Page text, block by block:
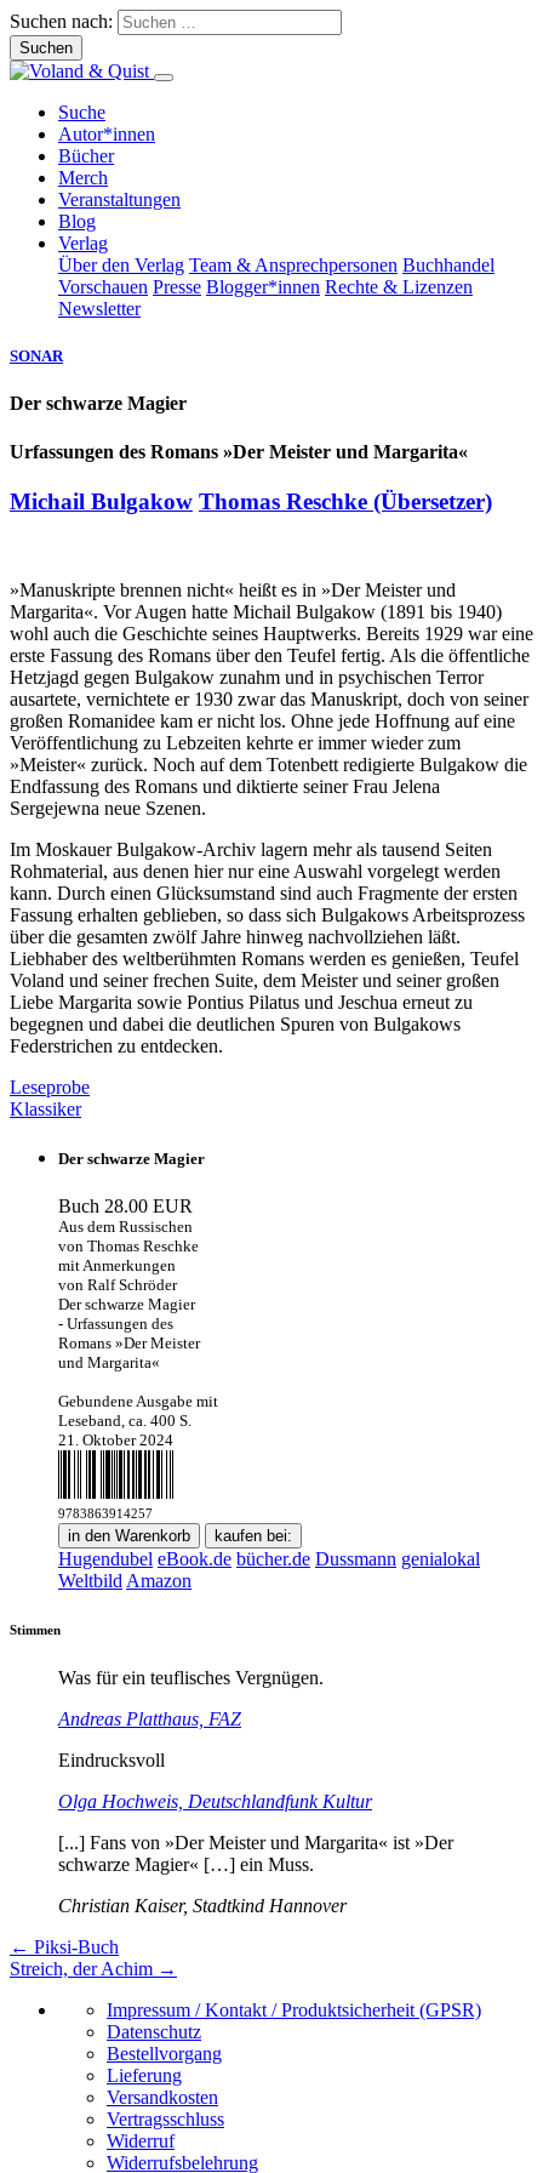
Suchen nach:
Suche
Autor*innen
Bücher
Merch
Veranstaltungen
Blog
Verlag
Über den Verlag Team & Ansprechpersonen Buchhandel
Vorschauen Presse Blogger*innen Rechte & Lizenzen
Newsletter
SONAR
Der schwarze Magier
Urfassungen des Romans »Der Meister und Margarita«
Michail Bulgakow Thomas Reschke (Übersetzer)
»Manuskripte brennen nicht« heißt es in »Der Meister und
Margarita«. Vor Augen hatte Michail Bulgakow (1891 bis 1940)
wohl auch die Geschichte seines Hauptwerks. Bereits 1929 war eine
erste Fassung des Romans über den Teufel fertig. Als die öffentliche
Hetzjagd gegen Bulgakow zunahm und in psychischen Terror
ausartete, vernichtete er 1930 zwar das Manuskript, doch von seiner
großen Romanidee kam er nicht los. Ohne jede Hoffnung auf eine
Veröffentlichung zu Lebzeiten kehrte er immer wieder zum
»Meister« zurück. Noch auf dem Totenbett redigierte Bulgakow die
Endfassung des Romans und diktierte seiner Frau Jelena
Sergejewna neue Szenen.
Im Moskauer Bulgakow-Archiv lagern mehr als tausend Seiten
Rohmaterial, aus denen hier nur eine Auswahl vorgelegt werden
kann. Durch einen Glücksumstand sind auch Fragmente der ersten
Fassung erhalten geblieben, so dass sich Bulgakows Arbeitsprozess
über die gesamten zwölf Jahre hinweg nachvollziehen läßt.
Liebhaber des weltberühmten Romans werden es genießen, Teufel
Voland und seiner frechen Suite, dem Meister und seiner großen
Liebe Margarita sowie Pontius Pilatus und Jeschua erneut zu
begegnen und dabei die deutlichen Spuren von Bulgakows
Federstrichen zu entdecken.
Leseprobe
Klassiker
Der schwarze Magier
Buch 28.00 EUR
Aus dem Russischen
von Thomas Reschke
mit Anmerkungen
von Ralf Schröder
Der schwarze Magier
- Urfassungen des
Romans »Der Meister
und Margarita«
Gebundene Ausgabe mit
Leseband, ca. 400 S.
21. Oktober 2024
9783863914257
in den Warenkorb kaufen bei:
Hugendubel eBook.de bücher.de Dussmann genialokal
Weltbild Amazon
Stimmen
Was für ein teuflisches Vergnügen.
Andreas Platthaus, FAZ
Eindrucksvoll
Olga Hochweis, Deutschlandfunk Kultur
[...] Fans von »Der Meister und Margarita« ist »Der
schwarze Magier« […] ein Muss.
Christian Kaiser, Stadtkind Hannover
← Piksi-Buch
Streich, der Achim →
Impressum / Kontakt / Produktsicherheit (GPSR)
Datenschutz
Bestellvorgang
Lieferung
Versandkosten
Vertragsschluss
Widerruf
Widerrufsbelehrung